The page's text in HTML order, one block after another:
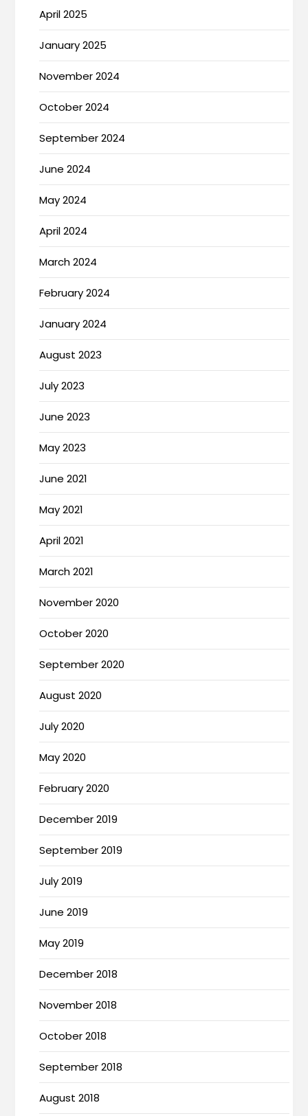
April 2025
January 2025
November 2024
October 2024
September 2024
June 2024
May 2024
April 2024
March 2024
February 2024
January 2024
August 2023
July 2023
June 2023
May 2023
June 2021
May 2021
April 2021
March 2021
November 2020
October 2020
September 2020
August 2020
July 2020
May 2020
February 2020
December 2019
September 2019
July 2019
June 2019
May 2019
December 2018
November 2018
October 2018
September 2018
August 2018